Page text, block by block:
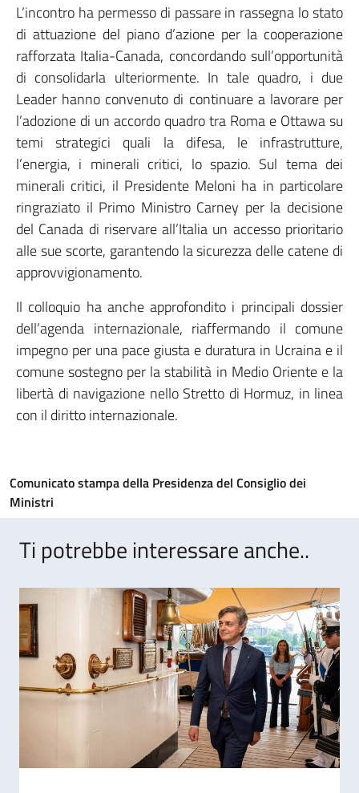
L’incontro ha permesso di passare in rassegna lo stato
di attuazione del piano d’azione per la cooperazione
rafforzata Italia-Canada, concordando sull’opportunità
di consolidarla ulteriormente. In tale quadro, i due
Leader hanno convenuto di continuare a lavorare per
l’adozione di un accordo quadro tra Roma e Ottawa su
temi strategici quali la difesa, le infrastrutture,
l’energia, i minerali critici, lo spazio. Sul tema dei
minerali critici, il Presidente Meloni ha in particolare
ringraziato il Primo Ministro Carney per la decisione
del Canada di riservare all’Italia un accesso prioritario
alle sue scorte, garantendo la sicurezza delle catene di
approvvigionamento.
Il colloquio ha anche approfondito i principali dossier
dell’agenda internazionale, riaffermando il comune
impegno per una pace giusta e duratura in Ucraina e il
comune sostegno per la stabilità in Medio Oriente e la
libertà di navigazione nello Stretto di Hormuz, in linea
con il diritto internazionale.
Comunicato stampa della Presidenza del Consiglio dei
Ministri
Ti potrebbe interessare anche..